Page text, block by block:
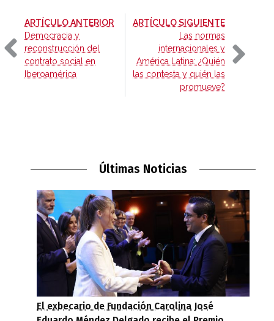
ARTÍCULO ANTERIOR-
Democracia y
reconstrucción del
contrato social en
Iberoamérica
ARTÍCULO SIGUIENTE-
Las normas
internacionales y
América Latina: ¿Quién
las contesta y quién las
promueve?
Últimas Noticias
El exbecario de Fundación Carolina José